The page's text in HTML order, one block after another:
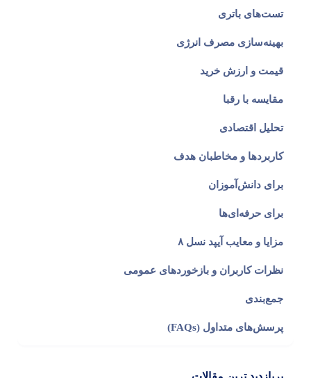
تست‌های باتری
بهینه‌سازی مصرف انرژی
قیمت و ارزش خرید
مقایسه با رقبا
تحلیل اقتصادی
کاربردها و مخاطبان هدف
برای دانش‌آموزان
برای حرفه‌ای‌ها
مزایا و معایب آیپد نسل ۸
نظرات کاربران و بازخوردهای عمومی
جمع‌بندی
پرسش‌های متداول (FAQs)
پاسخگوی سوالات شما هستیم